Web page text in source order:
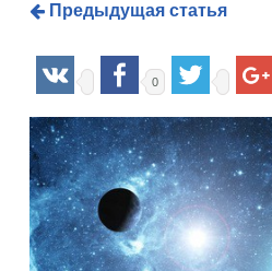
Предыдущая статья
0